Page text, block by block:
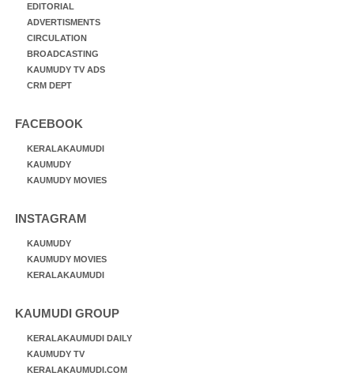
EDITORIAL
ADVERTISMENTS
CIRCULATION
BROADCASTING
KAUMUDY TV ADS
CRM DEPT
FACEBOOK
KERALAKAUMUDI
KAUMUDY
KAUMUDY MOVIES
INSTAGRAM
KAUMUDY
KAUMUDY MOVIES
KERALAKAUMUDI
KAUMUDI GROUP
KERALAKAUMUDI DAILY
KAUMUDY TV
KERALAKAUMUDI.COM